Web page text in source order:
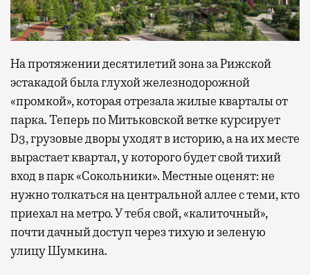
На протяжении десятилетий зона за Рижской
эстакадой была глухой железнодорожной
«промкой», которая отрезала жилые кварталы от
парка. Теперь по Митьковской ветке курсирует
D3, грузовые дворы уходят в историю, а на их месте
вырастает квартал, у которого будет свой тихий
вход в парк «Сокольники». Местные оценят: не
нужно толкаться на центральной аллее с теми, кто
приехал на метро. У тебя свой, «калиточный»,
почти дачный доступ через тихую и зеленую
улицу Шумкина.